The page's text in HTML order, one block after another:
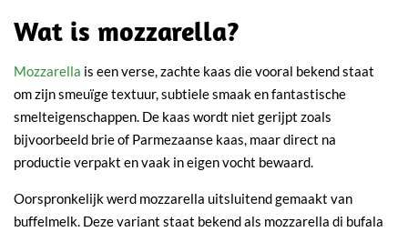
Wat is mozzarella?
Mozzarella is een verse, zachte kaas die vooral bekend staat
om zijn smeuïge textuur, subtiele smaak en fantastische
smelteigenschappen. De kaas wordt niet gerijpt zoals
bijvoorbeeld brie of Parmezaanse kaas, maar direct na
productie verpakt en vaak in eigen vocht bewaard.
Oorspronkelijk werd mozzarella uitsluitend gemaakt van
buffelmelk. Deze variant staat bekend als mozzarella di bufala